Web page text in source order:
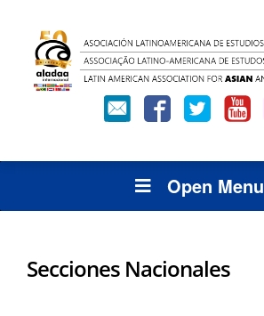
Open Menu
Secciones Nacionales